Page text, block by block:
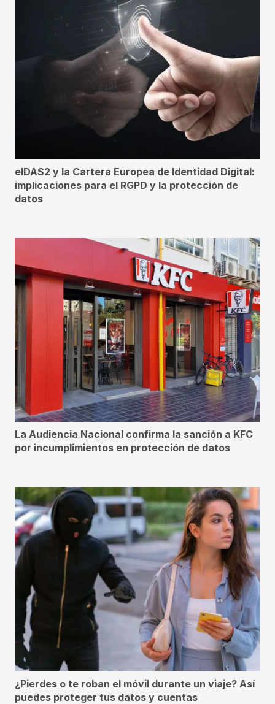
eIDAS2 y la Cartera Europea de Identidad Digital:
implicaciones para el RGPD y la protección de
datos
La Audiencia Nacional confirma la sanción a KFC
por incumplimientos en protección de datos
¿Pierdes o te roban el móvil durante un viaje? Así
puedes proteger tus datos y cuentas